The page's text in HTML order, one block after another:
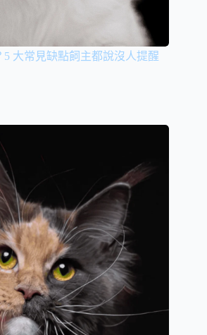
大常見缺點飼主都說沒人提醒